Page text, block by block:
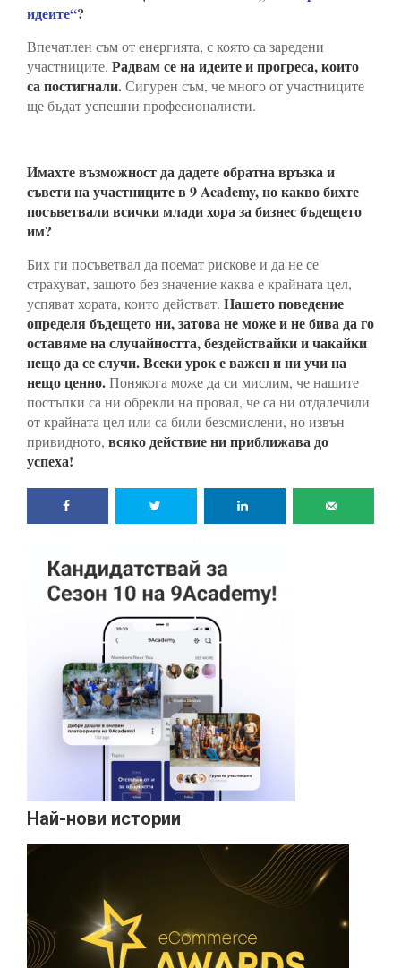
идеите“?
Впечатлен съм от енергията, с която са заредени
участниците. Радвам се на идеите и прогреса, които
са постигнали.Сигурен съм, че много от участниците
ще бъдат успешни професионалисти.
Имахте възможност да дадете обратна връзка и
съвети на участниците в 9 Academy, но какво бихте
посъветвали всички млади хора за бизнес бъдещето
им?
Бих ги посъветвал да поемат рискове и да не се
страхуват, защото без значение каква е крайната цел,
успяват хората, които действат. Нашето поведение
определя бъдещето ни, затова не може и не бива да го
оставяме на случайността, бездействайки и чакайки
нещо да се случи. Всеки урок е важен и ни учи на
нещо ценно.Понякога може да си мислим, че нашите
постъпки са ни обрекли на провал, че са ни отдалечили
от крайната цел или са били безсмислени, но извън
привидното, всяко действие ни приближава до
успеха!
Най-нови истории